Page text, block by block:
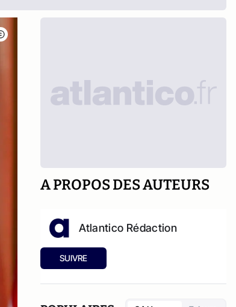
A PROPOS DES AUTEURS
Atlantico Rédaction
SUIVRE